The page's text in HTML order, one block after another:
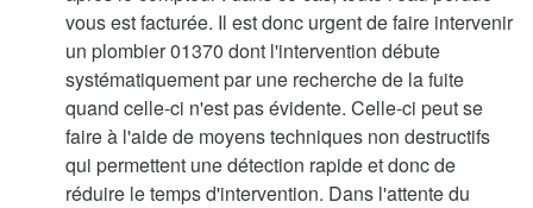
vous est facturée. Il est donc urgent de faire intervenir
un plombier 01370 dont l'intervention débute
systématiquement par une recherche de la fuite
quand celle-ci n'est pas évidente. Celle-ci peut se
faire à l'aide de moyens techniques non destructifs
qui permettent une détection rapide et donc de
réduire le temps d'intervention. Dans l'attente du